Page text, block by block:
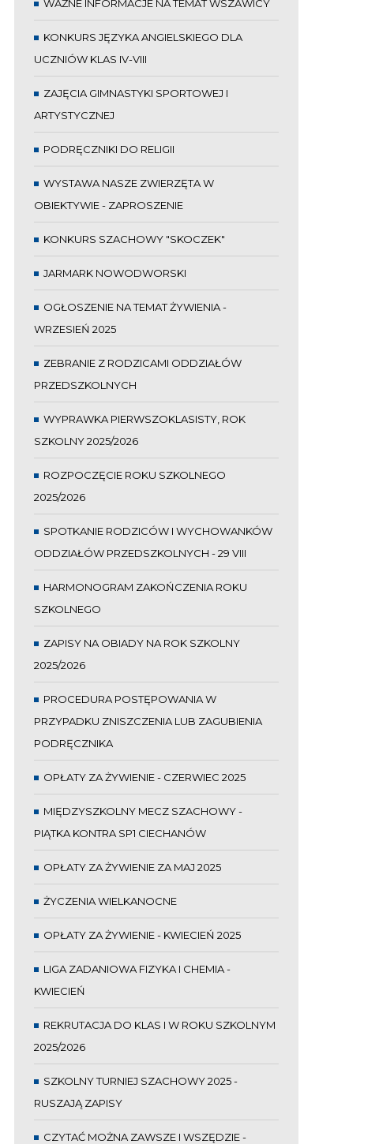
WAŻNE INFORMACJE NA TEMAT WSZAWICY
KONKURS JĘZYKA ANGIELSKIEGO DLA
UCZNIÓW KLAS IV-VIII
ZAJĘCIA GIMNASTYKI SPORTOWEJ I
ARTYSTYCZNEJ
PODRĘCZNIKI DO RELIGII
WYSTAWA NASZE ZWIERZĘTA W
OBIEKTYWIE - ZAPROSZENIE
KONKURS SZACHOWY "SKOCZEK"
JARMARK NOWODWORSKI
OGŁOSZENIE NA TEMAT ŻYWIENIA -
WRZESIEŃ 2025
ZEBRANIE Z RODZICAMI ODDZIAŁÓW
PRZEDSZKOLNYCH
WYPRAWKA PIERWSZOKLASISTY, ROK
SZKOLNY 2025/2026
ROZPOCZĘCIE ROKU SZKOLNEGO
2025/2026
SPOTKANIE RODZICÓW I WYCHOWANKÓW
ODDZIAŁÓW PRZEDSZKOLNYCH - 29 VIII
HARMONOGRAM ZAKOŃCZENIA ROKU
SZKOLNEGO
ZAPISY NA OBIADY NA ROK SZKOLNY
2025/2026
PROCEDURA POSTĘPOWANIA W
PRZYPADKU ZNISZCZENIA LUB ZAGUBIENIA
PODRĘCZNIKA
OPŁATY ZA ŻYWIENIE - CZERWIEC 2025
MIĘDZYSZKOLNY MECZ SZACHOWY -
PIĄTKA KONTRA SP1 CIECHANÓW
OPŁATY ZA ŻYWIENIE ZA MAJ 2025
ŻYCZENIA WIELKANOCNE
OPŁATY ZA ŻYWIENIE - KWIECIEŃ 2025
LIGA ZADANIOWA FIZYKA I CHEMIA -
KWIECIEŃ
REKRUTACJA DO KLAS I W ROKU SZKOLNYM
2025/2026
SZKOLNY TURNIEJ SZACHOWY 2025 -
RUSZAJĄ ZAPISY
CZYTAĆ MOŻNA ZAWSZE I WSZĘDZIE -